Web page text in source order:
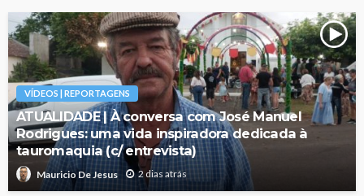
VÍDEOS | REPORTAGENS
ATUALIDADE | À conversa com José Manuel
Rodrigues: uma vida inspiradora dedicada à
tauromaquia (c/ entrevista)
Mauricio De Jesus 2 dias atrás